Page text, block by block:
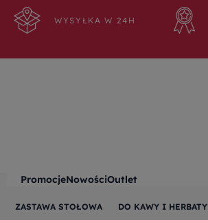
WYSYŁKA W 24H
PromocjeNowościOutlet
ZASTAWA STOŁOWA DO KAWY I HERBATY